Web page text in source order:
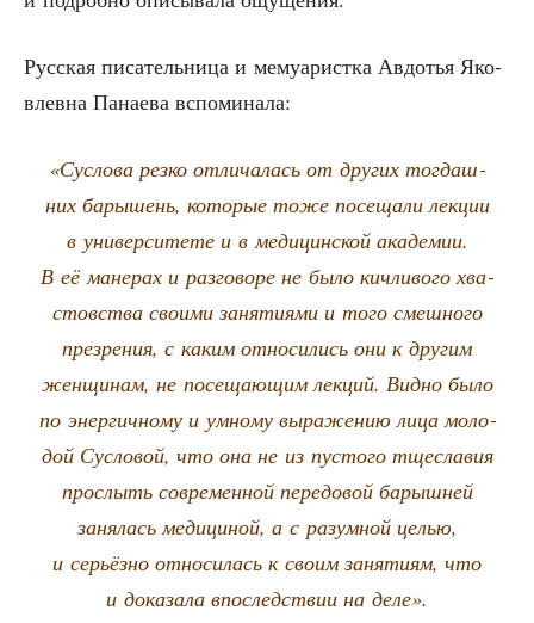
Рус­ская писа­тель­ни­ца и мему­а­рист­ка Авдо­тья Яко­
влев­на Пана­е­ва вспоминала:
«Сус­ло­ва рез­ко отли­ча­лась от дру­гих тогдаш­
них бары­шень, кото­рые тоже посе­ща­ли лек­ции
в уни­вер­си­те­те и в меди­цин­ской ака­де­мии.
В её мане­рах и раз­го­во­ре не было кич­ли­во­го хва­
стов­ства сво­и­ми заня­ти­я­ми и того смеш­но­го
пре­зре­ния, с каким отно­си­лись они к дру­гим
жен­щи­нам, не посе­ща­ю­щим лек­ций. Вид­но было
по энер­гич­но­му и умно­му выра­же­нию лица моло­
дой Сус­ло­вой, что она не из пусто­го тще­сла­вия
про­слыть совре­мен­ной пере­до­вой барыш­ней
заня­лась меди­ци­ной, а с разум­ной целью,
и серьёз­но отно­си­лась к сво­им заня­ти­ям, что
и дока­за­ла впо­след­ствии на деле».